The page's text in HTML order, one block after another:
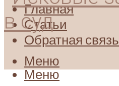
Главная
Статьи
Обратная связь
Меню
Меню